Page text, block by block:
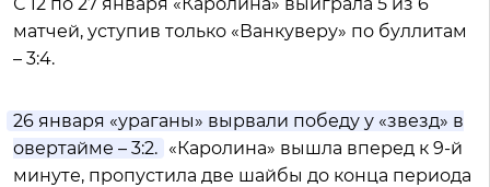
матчей, уступив только «Ванкуверу» по буллитам
– 3:4.
26 января «ураганы» вырвали победу у «звезд» в
овертайме – 3:2. «Каролина» вышла вперед к 9-й
минуте, пропустила две шайбы до конца периода